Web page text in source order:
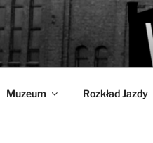
Hutnictwa Cynku
Muzeum Rozkład Jazdy